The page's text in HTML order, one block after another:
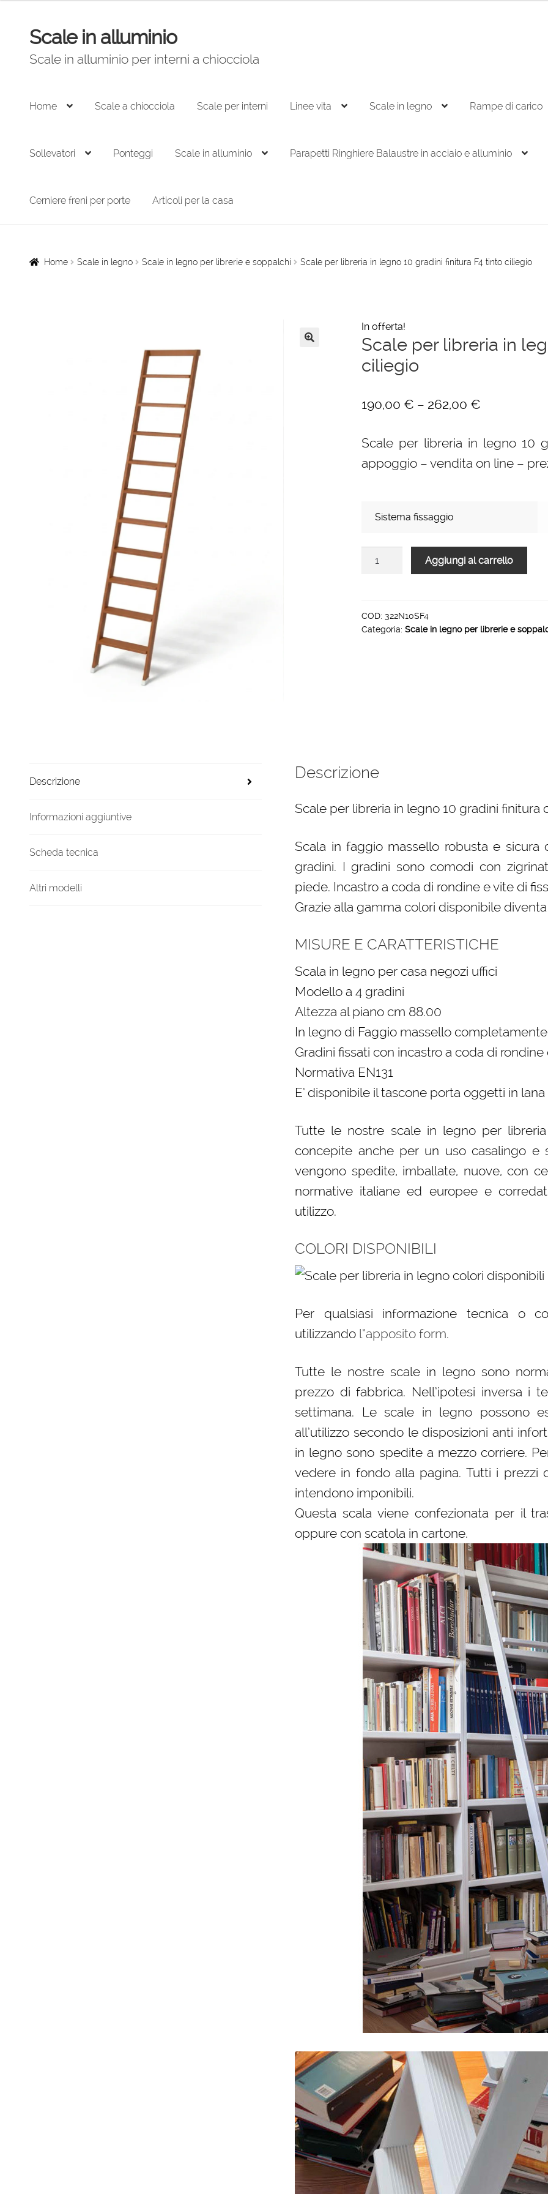
Vai
alla
navigazione
Vai
al
contenuto
Scale in alluminio
Scale in alluminio per interni a chiocciola
Home Scale a chiocciola Scale per interni Linee vita Scale in legno Rampe di carico
Sollevatori Ponteggi Scale in alluminio Parapetti Ringhiere Balaustre in acciaio e alluminio
Cerniere freni per porte Articoli per la casa
Home Scale in legno Scale in legno per librerie e soppalchi Scale per libreria in legno 10 gradini finitura F4 tinto ciliegio
In offerta!
Scale per libreria in
ciliegio
190,00 € – 262,00 €
Scale per libreria in legno 10
appoggio – vendita on line –
Sistema fissaggio
legno
10
Aggiungi al carrello
COD: 322N10SF4
Categoria: Scale in legno per librerie e
Descrizione
Informazioni aggiuntive
Scheda tecnica
Altri modelli
Descrizione
Scale per libreria in legno 10 gradini finitura
Scala in faggio massello robusta e
gradini. I gradini sono comodi con
piede. Incastro a coda di rondine e vite di
Grazie alla gamma colori disponibile
MISURE E CARATTERISTICHE
Scala in legno per casa negozi uffici
Modello a 4 gradini
Altezza al piano cm 88.00
In legno di Faggio massello
Gradini fissati con incastro a coda di
Normativa EN131
E’ disponibile il tascone porta oggetti in
Tutte le nostre scale in legno per
concepite anche per un uso casalingo e
vengono spedite, imballate, nuove, con
normative italiane ed europee e
utilizzo.
COLORI DISPONIBILI
Per qualsiasi informazione tecnica o
utilizzando l”apposito form.
Tutte le nostre scale in legno sono
prezzo di fabbrica. Nell’ipotesi inversa i
settimana. Le scale in legno possono
all’utilizzo secondo le disposizioni anti
in legno sono spedite a mezzo corriere.
vedere in fondo alla pagina. Tutti i prezzi
intendono imponibili.
Questa scala viene confezionata per il
oppure con scatola in cartone.